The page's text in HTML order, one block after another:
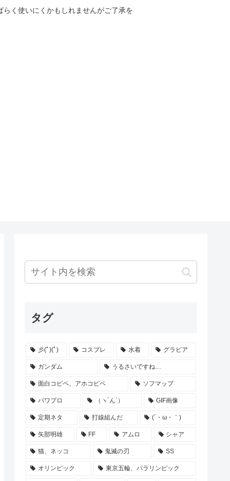
く使いにくかもしれませんがご了承を
タグ
彡(ﾟ)(ﾟ) コスプレ 水着 グラビア
ガンダム うるさいですね…
面白コピペ、アホコピペ ソフマップ
パワプロ （ヽ´ん`） GIF画像
定期ネタ 打線組んだ (´・ω・｀)
矢部明雄 FF アムロ シャア
猫、ネッコ 鬼滅の刃 SS
オリンピック 東京五輪、パラリンピック